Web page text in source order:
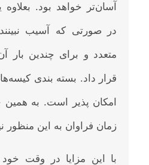
آسان‌تر خواهد بود.
در صورتی که آسیب
متعدد و برای چندین بار
قرار داد. بسته بندی
امکان پذیر است. به
زمان فراوان به این منظور
با این مزایا در وقت